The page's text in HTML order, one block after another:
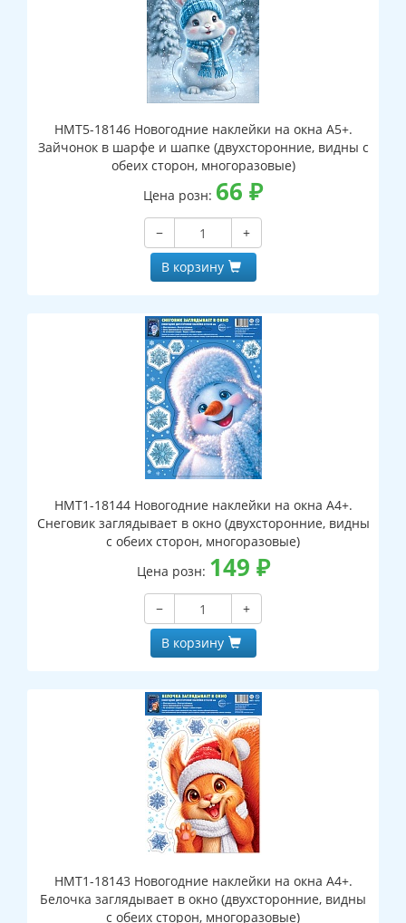
НМТ5-18146 Новогодние наклейки на окна А5+.
Зайчонок в шарфе и шапке (двухсторонние, видны с
обеих сторон, многоразовые)
Цена розн: 66 ₽
−
+
В корзину
НМТ1-18144 Новогодние наклейки на окна А4+.
Снеговик заглядывает в окно (двухсторонние, видны
с обеих сторон, многоразовые)
Цена розн: 149 ₽
−
+
В корзину
НМТ1-18143 Новогодние наклейки на окна А4+.
Белочка заглядывает в окно (двухсторонние, видны
с обеих сторон, многоразовые)